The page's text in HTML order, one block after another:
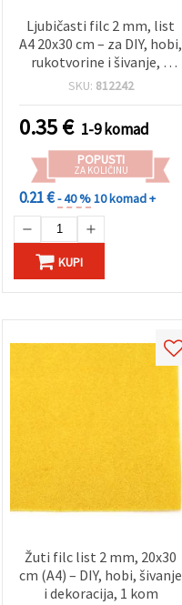
Ljubičasti filc 2 mm, list
A4 20x30 cm – za DIY, hobi,
rukotvorine i šivanje, 1
kom
SKU: 812242
0.35€ 1-9 komad
POPUSTI
ZA KOLIČINU
0.21 €- 40 %10 komad +
KUPI
Žuti filc list 2 mm, 20x30
cm (A4) – DIY, hobi, šivanje
i dekoracija, 1 kom